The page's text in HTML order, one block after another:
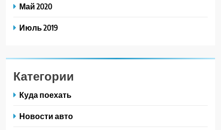
Май 2020
Июль 2019
Категории
Куда поехать
Новости авто